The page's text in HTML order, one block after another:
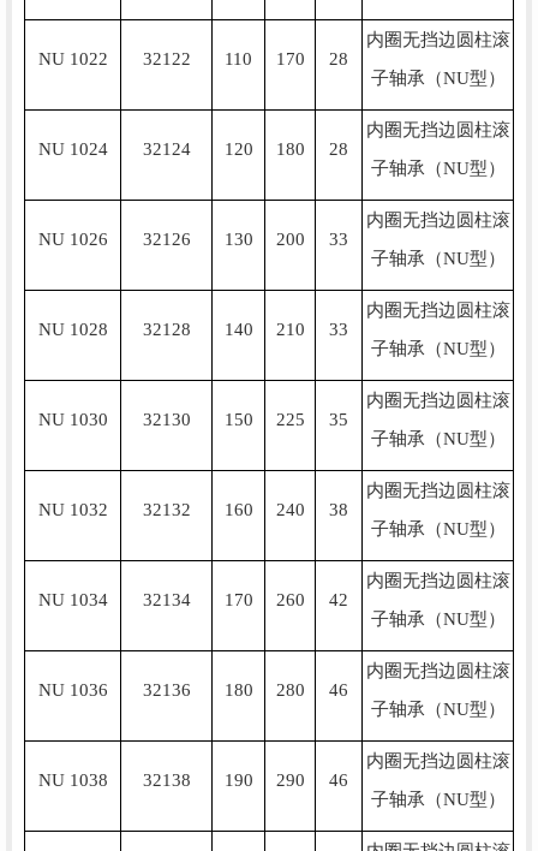
NU 1022 32122 110 170 28
内圈无挡边圆柱滚
子轴承（NU型）
NU 1024 32124 120 180 28
内圈无挡边圆柱滚
子轴承（NU型）
NU 1026 32126 130 200 33
内圈无挡边圆柱滚
子轴承（NU型）
NU 1028 32128 140 210 33
内圈无挡边圆柱滚
子轴承（NU型）
NU 1030 32130 150 225 35
内圈无挡边圆柱滚
子轴承（NU型）
NU 1032 32132 160 240 38
内圈无挡边圆柱滚
子轴承（NU型）
NU 1034 32134 170 260 42
内圈无挡边圆柱滚
子轴承（NU型）
NU 1036 32136 180 280 46
内圈无挡边圆柱滚
子轴承（NU型）
NU 1038 32138 190 290 46
内圈无挡边圆柱滚
子轴承（NU型）